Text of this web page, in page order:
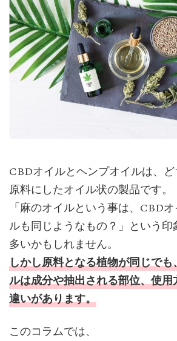
CBDオイルとヘンプオイルは、
原料にしたオイル状の製品です。
「麻のオイルという事は、CBD
ルも同じようなもの？」という印
多いかもしれません。
しかし原料となる植物が同じで
ルは成分や抽出される部位、使
違いがあります。
このコラムでは、